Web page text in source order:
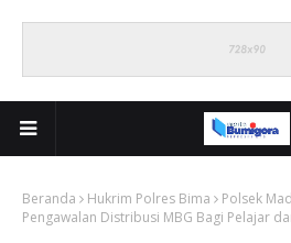
Beranda Hukrim Polres Bima
Polsek
Pengawalan Distribusi MBG Bagi Pelajar